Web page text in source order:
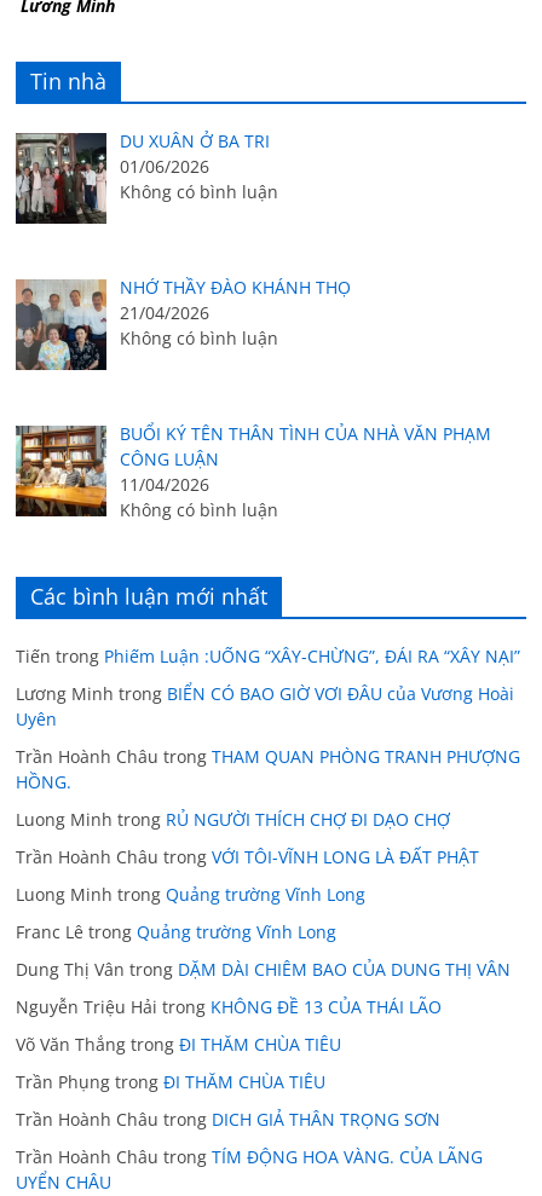
Lương Minh
Tin nhà
DU XUÂN Ở BA TRI
01/06/2026
Không có bình luận
NHỚ THẦY ĐÀO KHÁNH THỌ
21/04/2026
Không có bình luận
BUỔI KÝ TÊN THÂN TÌNH CỦA NHÀ VĂN PHẠM
CÔNG LUẬN
11/04/2026
Không có bình luận
Các bình luận mới nhất
Tiến trong Phiếm Luận :UỐNG “XÂY-CHỪNG”, ĐÁI RA “XÂY NẠI”
Lương Minh trong BIỂN CÓ BAO GIỜ VƠI ĐÂU của Vương Hoài
Uyên
Trần Hoành Châu trongTHAM QUAN PHÒNG TRANH PHƯỢNG
HỒNG.
Luong Minh trong RỦ NGƯỜI THÍCH CHỢ ĐI DẠO CHỢ
Trần Hoành Châu trongVỚI TÔI-VĨNH LONG LÀ ĐẤT PHẬT
Luong Minh trongQuảng trường Vĩnh Long
Franc Lê trongQuảng trường Vĩnh Long
Dung Thị Vân trong DẶM DÀI CHIÊM BAO CỦA DUNG THỊ VÂN
Nguyễn Triệu Hải trong KHÔNG ĐỀ 13 CỦA THÁI LÃO
Võ Văn Thắng trongĐI THĂM CHÙA TIÊU
Trần Phụng trongĐI THĂM CHÙA TIÊU
Trần Hoành Châu trong DICH GIẢ THÂN TRỌNG SƠN
Trần Hoành Châu trongTÍM ĐỘNG HOA VÀNG. CỦA LÃNG
UYỂN CHÂU